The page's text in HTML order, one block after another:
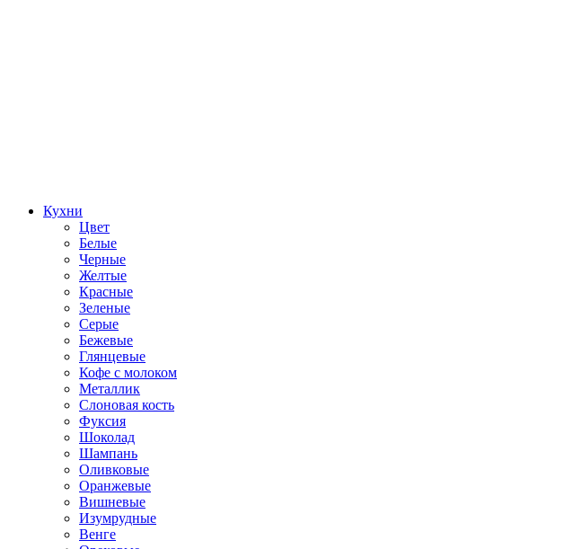
Кухни
Цвет
Белые
Черные
Желтые
Красные
Зеленые
Серые
Бежевые
Глянцевые
Кофе с молоком
Металлик
Слоновая кость
Фуксия
Шоколад
Шампань
Оливковые
Оранжевые
Вишневые
Изумрудные
Венге